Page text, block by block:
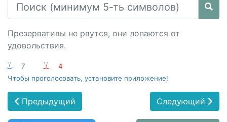
Презервативы не рвутся, они лопаются от
удовольствия.
:-) 7 :-(
4
Чтобы проголосовать, установите приложение!
Предыдущий Следующий